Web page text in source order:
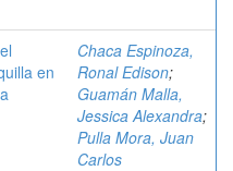
en
Chaca Espinoza,
Ronal Edison;
Guamán Malla,
Jessica Alexandra;
Pulla Mora, Juan
Carlos